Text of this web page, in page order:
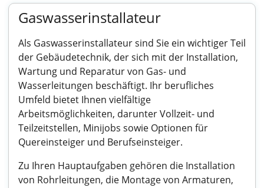
Gaswasserinstallateur
Als Gaswasserinstallateur sind Sie ein wichtiger Teil
der Gebäudetechnik, der sich mit der Installation,
Wartung und Reparatur von Gas- und
Wasserleitungen beschäftigt. Ihr berufliches
Umfeld bietet Ihnen vielfältige
Arbeitsmöglichkeiten, darunter Vollzeit- und
Teilzeitstellen, Minijobs sowie Optionen für
Quereinsteiger und Berufseinsteiger.
Zu Ihren Hauptaufgaben gehören die Installation
von Rohrleitungen, die Montage von Armaturen,